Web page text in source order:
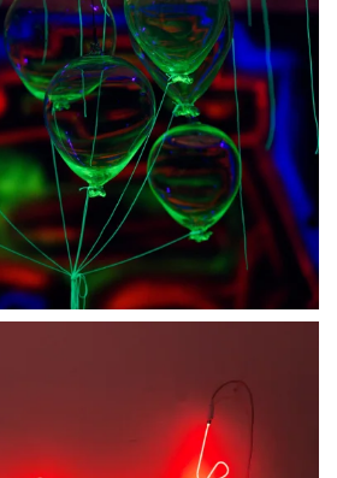
I GALLERI